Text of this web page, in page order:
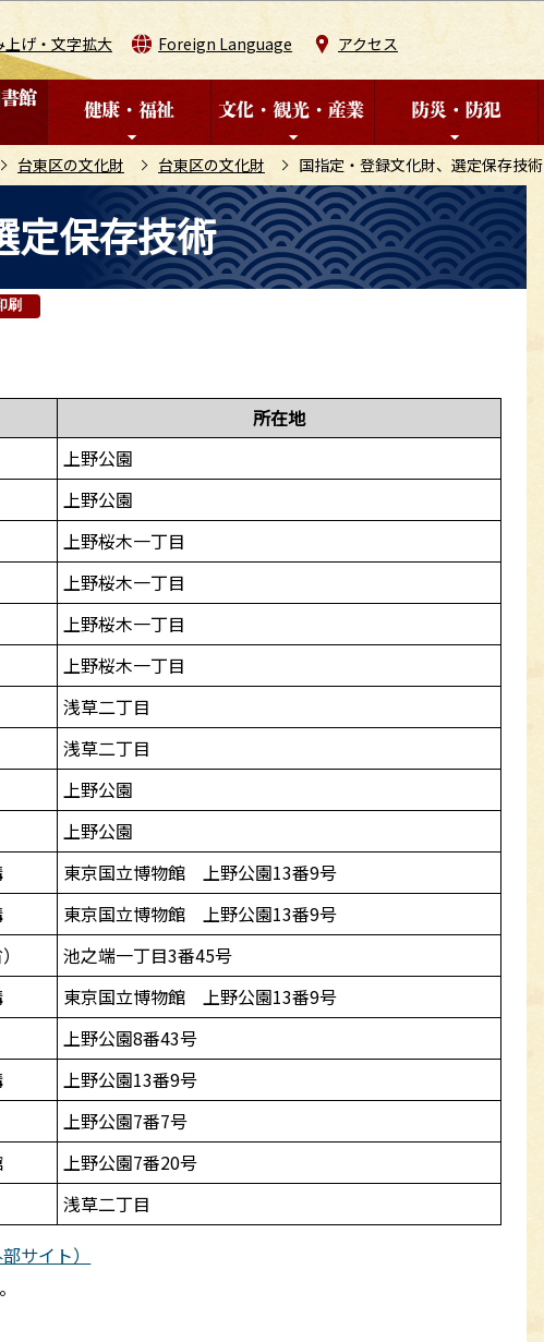
上げ・文字拡大 Foreign Language アクセス
台東区の文化財 台東区の文化財 国指定・登録文化財、選定保存技術
定保存技術
刷
所在地
上野公園
上野公園
上野桜木一丁目
上野桜木一丁目
上野桜木一丁目
上野桜木一丁目
浅草二丁目
浅草二丁目
上野公園
上野公園
東京国立博物館 上野公園13番9号
東京国立博物館 上野公園13番9号
池之端一丁目3番45号
東京国立博物館 上野公園13番9号
上野公園8番43号
上野公園13番9号
上野公園7番7号
上野公園7番20号
浅草二丁目
サイト）